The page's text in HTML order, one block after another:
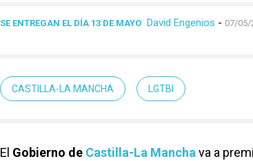
SE ENTREGAN EL DÍA 13 DE MAYO David Engenios - 07/05/
CASTILLA-LA MANCHA LGTBI
El Gobierno de Castilla-La Mancha va a